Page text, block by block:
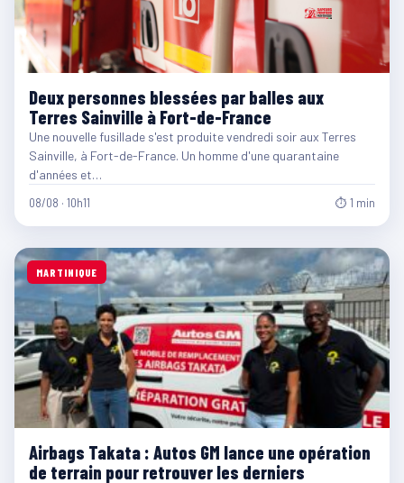
Deux personnes blessées par balles aux
Terres Sainville à Fort-de-France
Une nouvelle fusillade s'est produite vendredi soir aux Terres
Sainville, à Fort-de-France. Un homme d'une quarantaine
d'années et…
08/08 · 10h11 ⏱ 1 min
MARTINIQUE
Airbags Takata : Autos GM lance une opération
de terrain pour retrouver les derniers